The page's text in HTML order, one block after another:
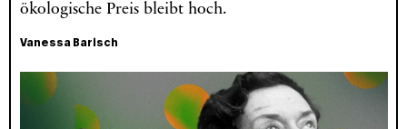
ökologische Preis bleibt hoch.
Vanessa Barisch